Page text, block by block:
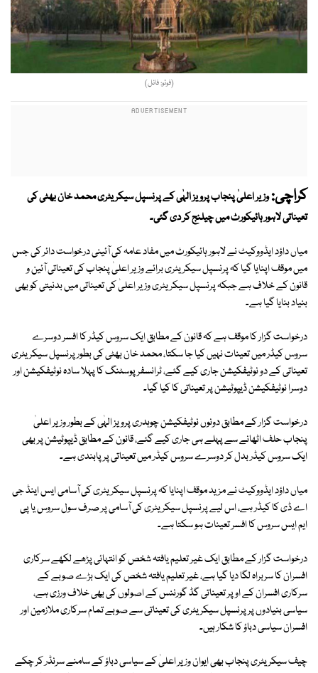
(فوٹو: فائل)
کراچی:وزیر اعلیٰ پنجاب پرویز الہٰی کے پرنسپل سیکریٹری محمد خان بھٹی کی
تعیناتی لاہور ہائیکورٹ میں چیلنج کر دی گئی۔
میاں داؤد ایڈووکیٹ نے لاہور ہائیکورٹ میں مفاد عامہ کی آئینی درخواست دائر کی جس
میں موقف اپنایا گیا کہ پرنسپل سیکریٹری برائے وزیر اعلیٰ پنجاب کی تعیناتی آئین و
قانون کے خلاف ہے جبکہ پرنسپل سیکریٹری وزیر اعلیٰ کی تعیناتی میں بدنیتی کو بھی
بنیاد بنایا گیا ہے۔
درخواست گزار کا موقف ہے کہ قانون کے مطابق ایک سروس کیڈر کا افسر دوسرے
سروس کیڈر میں تعینات نہیں کیا جا سکتا، محمد خان بھٹی کی بطور پرنسپل سیکریٹری
تعیناتی کے دو نوٹیفکیشن جاری کیے گئے، ٹرانسفر پوسٹنگ کا پہلا سادہ نوٹیفکیشن اور
دوسرا نوٹیفکیشن ڈیپوٹیشن پر تعیناتی کا کیا گیا۔
درخواست گزار کے مطابق دونوں نوٹیفکیشن چوہدری پرویز الہٰی کے بطور وزیر اعلیٰ
پنجاب حلف اٹھانے سے پہلے ہی جاری کیے گئے، قانون کے مطابق ڈیپوٹیشن پر بھی
ایک سروس کیڈر بدل کر دوسرے سروس کیڈر میں تعیناتی پر پابندی ہے۔
میاں داؤد ایڈووکیٹ نے مزید موقف اپنایا کہ پرنسپل سیکریٹری کی آسامی ایس اینڈ جی
اے ڈی کا کیڈر ہے، اس لیے پرنسپل سیکریٹری کی آسامی پر صرف سول سروس یا پی
ایم ایس سروس کا افسر تعینات ہو سکتا ہے۔
درخواست گزار کے مطابق ایک غیر تعلیم یافتہ شخص کو انتہائی پڑھے لکھے سرکاری
افسران کا سربراہ لگا دیا گیا ہے، غیر تعلیم یافتہ شخص کی ایک بڑے صوبے کے
سرکاری افسران کے اوپر تعیناتی گڈ گورننس کے اصولوں کی بھی خلاف ورزی ہے،
سیاسی بنیادوں پر پرنسپل سیکریٹری کی تعیناتی سے صوبے تمام سرکاری ملازمین اور
افسران سیاسی دباؤ کا شکار ہیں۔
چیف سیکریٹری پنجاب بھی ایوان وزیر اعلیٰ کے سیاسی دباؤ کے سامنے سرنڈر کر چکے